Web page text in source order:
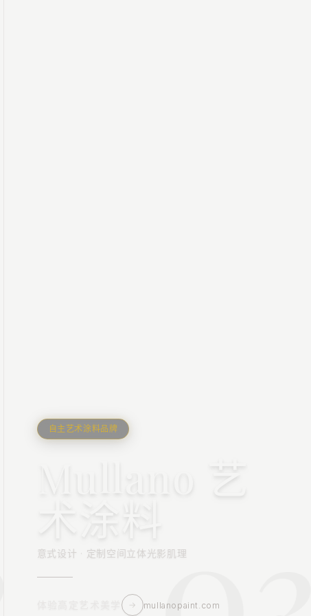
自主艺术涂料品牌
术涂料
意式设计 · 定制空间立体光影肌理
→ mullanopaint.com